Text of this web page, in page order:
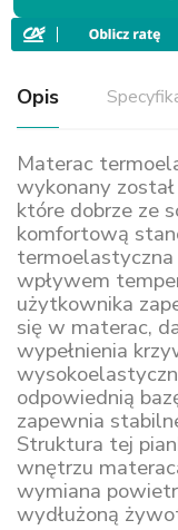
Opis
Materac
wykonany
które dobrze ze
komfortową
termoelastyczna
wpływem
użytkownika
się w materac,
wypełnienia
odpowiednią
zapewnia
Struktura tej
wnętrzu
wymiana
wydłużoną